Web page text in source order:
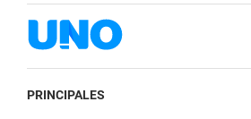
PRINCIPALES